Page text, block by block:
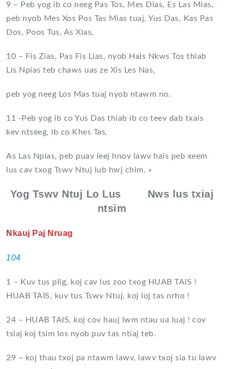
9 – Peb yog ib co neeg Pas Tos, Mes Dias, Es Las Mias,
peb nyob Mes Xos Pos Tas Mias tuaj, Yus Das, Kas Pas
Dos, Poos Tus, As Xias,
10 – Fis Zias, Pas Fis Lias, nyob Hais Nkws Tos thiab
Lis Npias teb chaws uas ze Xis Les Nas,
peb yog neeg Los Mas tuaj nyob ntawm no.
11 -Peb yog ib co Yus Das thiab ib co teev dab txais
kev ntseeg, ib co Khes Tas,
As Las Npias, peb puav leej hnov lawv hais peb xeem
lus cav txog Tswv Ntuj lub hwj chim. »
Yog Tswv Ntuj Lo Lus Nws lus txiaj
ntsim
Nkauj Paj Nruag
104
1 – Kuv tus plig, koj cav lus zoo txog HUAB TAIS !
HUAB TAIS, kuv tus Tswv Ntuj, koj loj tas nrho !
24 – HUAB TAIS, koj cov hauj lwm ntau ua luaj ! cov
tsiaj koj tsim los nyob puv tas ntiaj teb.
29 – koj thau txoj pa ntawm lawv, lawv txoj sia tu lawv